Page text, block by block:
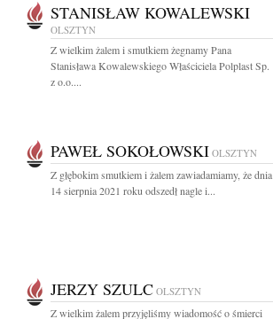
STANISŁAW KOWALEWSKI
OLSZTYN
Z wielkim żalem i smutkiem żegnamy Pana
Stanisława Kowalewskiego Właściciela Polplast Sp.
z o.o....
PAWEŁ SOKOŁOWSKI OLSZTYN
Z głębokim smutkiem i żalem zawiadamiamy, że dnia
14 sierpnia 2021 roku odszedł nagle i...
JERZY SZULC OLSZTYN
Z wielkim żalem przyjęliśmy wiadomość o śmierci